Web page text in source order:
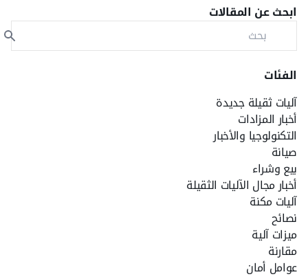
ابحث عن المقالات
الفئات
آليات ثقيلة جديدة
أخبار المزادات
التكنولوجيا والأخبار
صيانة
بيع وشراء
أخبار مجال الآليات الثقيلة
آليات مكنة
نصائح
ميزات آلية
مقارنة
عوامل أمان